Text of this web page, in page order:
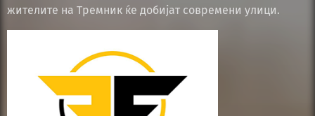
жителите на Тремник ќе добијат современи улици.